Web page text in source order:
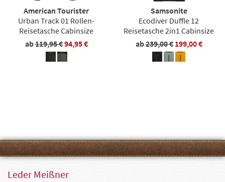
American Tourister
Urban Track 01 Rollen-
Reisetasche Cabinsize
ab119,95 €94,95 €
Samsonite
Ecodiver Duffle 12
Reisetasche 2in1 Cabinsize
ab239,00 € 199,00 €
Leder Meißner